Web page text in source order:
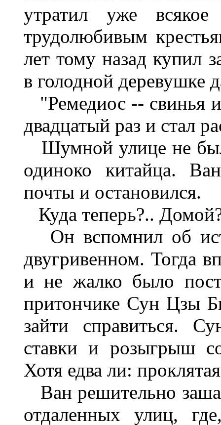
утратил уже
трудолюбивым
лет тому назад купил
в голодной деревушке
"Ремедиос -- свинья
двадцатый раз и стал
Шумной улице не
одиноко китайца.
почты и остановился.
Куда теперь?..
Он вспомнил об
двугривенном. Тогда
и не жалко было
притончике Сун Цзы
зайти справиться.
ставки и розыгрыш
Хотя едва ли:
Ван решительно
отдаленных улиц,